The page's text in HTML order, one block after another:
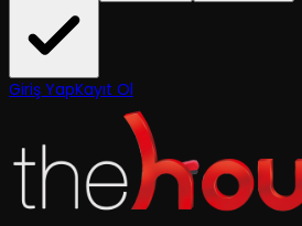
Giriş YapKayıt Ol